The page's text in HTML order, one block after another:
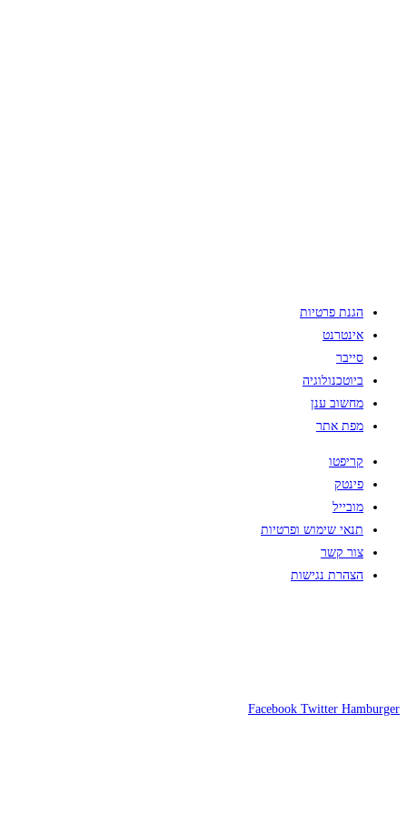
הגנת פרטיות
אינטרנט
סייבר
ביוטכנולוגיה
מחשוב ענן
מפת אתר
קריפטו
פינטק
מובייל
תנאי שימוש ופרטיות
צור קשר
הצהרת נגישות
Facebook Twitter Hamburger